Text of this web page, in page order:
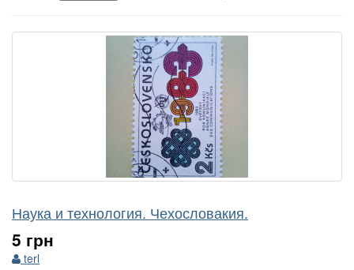
Наука и технология. Чехословакия.
5 грн
terl